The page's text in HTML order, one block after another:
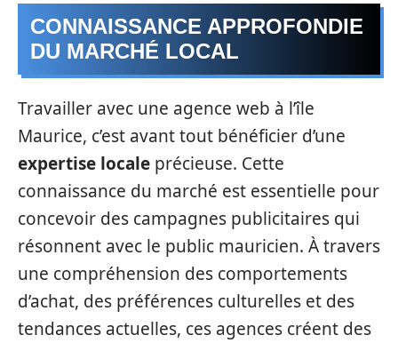
CONNAISSANCE APPROFONDIE
DU MARCHÉ LOCAL
Travailler avec une agence web à l’île
Maurice, c’est avant tout bénéficier d’une
expertise locale précieuse. Cette
connaissance du marché est essentielle pour
concevoir des campagnes publicitaires qui
résonnent avec le public mauricien. À travers
une compréhension des comportements
d’achat, des préférences culturelles et des
tendances actuelles, ces agences créent des